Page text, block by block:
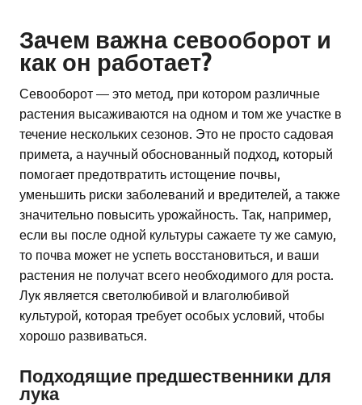
Зачем важна севооборот и
как он работает?
Севооборот — это метод, при котором различные
растения высаживаются на одном и том же участке в
течение нескольких сезонов. Это не просто садовая
примета, а научный обоснованный подход, который
помогает предотвратить истощение почвы,
уменьшить риски заболеваний и вредителей, а также
значительно повысить урожайность. Так, например,
если вы после одной культуры сажаете ту же самую,
то почва может не успеть восстановиться, и ваши
растения не получат всего необходимого для роста.
Лук является светолюбивой и влаголюбивой
культурой, которая требует особых условий, чтобы
хорошо развиваться.
Подходящие предшественники для
лука